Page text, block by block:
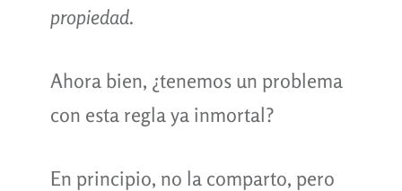
propiedad.
Ahora bien, ¿tenemos un problema
con esta regla ya inmortal?
En principio, no la comparto, pero